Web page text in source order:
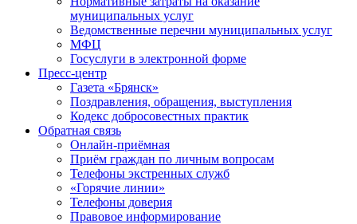
муниципальных услуг
Ведомственные перечни муниципальных услуг
МФЦ
Госуслуги в электронной форме
Пресс-центр
Газета «Брянск»
Поздравления, обращения, выступления
Кодекс добросовестных практик
Обратная связь
Онлайн-приёмная
Приём граждан по личным вопросам
Телефоны экстренных служб
«Горячие линии»
Телефоны доверия
Правовое информирование